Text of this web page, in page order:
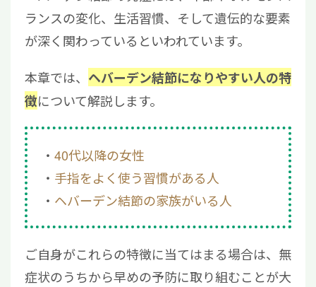
ランスの変化、生活習慣、そして遺伝的な要素
が深く関わっているといわれています。
本章では、 ヘバーデン結節になりやすい人の特
徴について解説します。
40代以降の女性
手指をよく使う習慣がある人
ヘバーデン結節の家族がいる人
ご自身がこれらの特徴に当てはまる場合は、無
症状のうちから早めの予防に取り組むことが大